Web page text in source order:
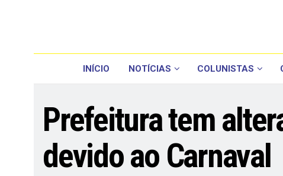
INÍCIO NOTÍCIAS COLUNISTAS
Prefeitura tem
devido ao Carnaval